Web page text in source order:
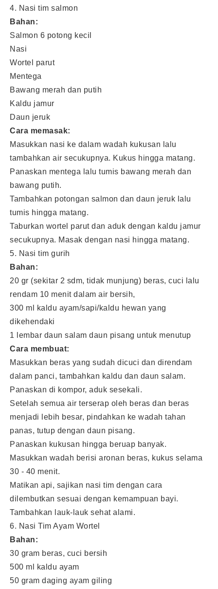
4. Nasi tim salmon
Bahan:
Salmon 6 potong kecil
Nasi
Wortel parut
Mentega
Bawang merah dan putih
Kaldu jamur
Daun jeruk
Cara memasak:
Masukkan nasi ke dalam wadah kukusan lalu
tambahkan air secukupnya. Kukus hingga matang.
Panaskan mentega lalu tumis bawang merah dan
bawang putih.
Tambahkan potongan salmon dan daun jeruk lalu
tumis hingga matang.
Taburkan wortel parut dan aduk dengan kaldu jamur
secukupnya. Masak dengan nasi hingga matang.
5. Nasi tim gurih
Bahan:
20 gr (sekitar 2 sdm, tidak munjung) beras, cuci lalu
rendam 10 menit dalam air bersih,
300 ml kaldu ayam/sapi/kaldu hewan yang
dikehendaki
1 lembar daun salam daun pisang untuk menutup
Cara membuat:
Masukkan beras yang sudah dicuci dan direndam
dalam panci, tambahkan kaldu dan daun salam.
Panaskan di kompor, aduk sesekali.
Setelah semua air terserap oleh beras dan beras
menjadi lebih besar, pindahkan ke wadah tahan
panas, tutup dengan daun pisang.
Panaskan kukusan hingga beruap banyak.
Masukkan wadah berisi aronan beras, kukus selama
30 - 40 menit.
Matikan api, sajikan nasi tim dengan cara
dilembutkan sesuai dengan kemampuan bayi.
Tambahkan lauk-lauk sehat alami.
6. Nasi Tim Ayam Wortel
Bahan:
30 gram beras, cuci bersih
500 ml kaldu ayam
50 gram daging ayam giling